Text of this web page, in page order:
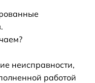
неисправности,
работой